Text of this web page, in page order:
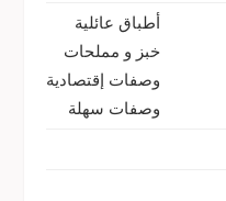
أطباق عائلية
خبز و مملحات
وصفات إقتصادية
وصفات سهلة